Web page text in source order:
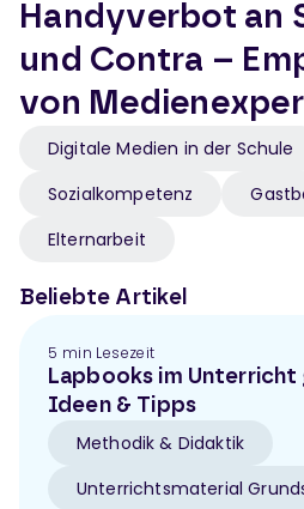
Handyverbot an
und Contra –
von
Digitale Medien in der Schule
Sozialkompetenz
Elternarbeit
Beliebte Artikel
5 min Lesezeit
Lapbooks im
Ideen & Tipps
Methodik & Didaktik
Unterrichtsmaterial